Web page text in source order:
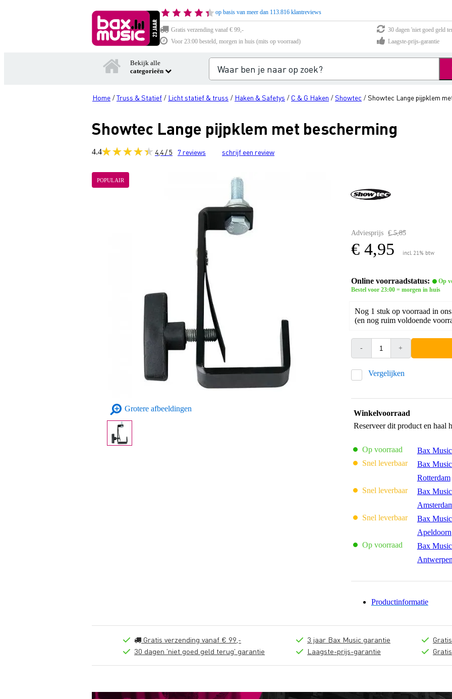
op basis van meer dan 113.816 klantreviews
Gratis verzending vanaf € 99,-
30 dagen 'niet goed geld
Voor 23:00 besteld, morgen in huis (mits op voorraad)
Laagste-prijs-garantie
Bekijk alle
categorieën
Home /Truss & Statief / Licht statief & truss / Haken & Safetys / C & G Haken /Showtec /Showtec Lange pijpklem
Showtec Lange pijpklem met bescherming
4.4 4,4 / 5 7reviews schrijf een review
POPULAIR
Grotere afbeeldingen
Adviesprijs € 5,85
€ 4,95 incl. 21% btw
Online voorraadstatus:
Op
Bestel voor 23:00 = morgen in huis
Nog 1 stuk op voorraad in
(en nog ruim voldoende
- +
Vergelijken
Winkelvoorraad
Reserveer dit product en haal
Op voorraad Bax
Snel leverbaar
Bax
Rotterdam
Snel leverbaar
Bax
Snel leverbaar
Bax
Apeldoorn
Op voorraad
Bax
Antwerpen
Productinformatie
Gratis verzending vanaf € 99,-
30 dagen 'niet goed geld terug' garantie
3 jaar Bax Music garantie
Laagste-prijs-garantie